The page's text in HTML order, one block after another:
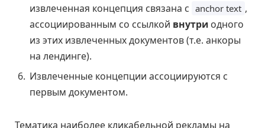
извлеченная концепция связана с anchor text ,
ассоциированным со ссылкой внутри одного
из этих извлеченных документов (т.е. анкоры
на лендинге).
Извлеченные концепции ассоциируются с
первым документом.
Тематика наиболее кликабельной рекламы на